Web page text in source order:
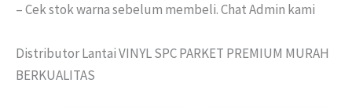
– Cek stok warna sebelum membeli. Chat Admin kami
Distributor Lantai VINYL SPC PARKET PREMIUM MURAH
BERKUALITAS